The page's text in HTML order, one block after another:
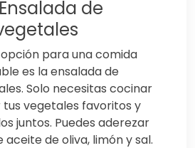
de
para una comida
es la ensalada de
Solo necesitas cocinar
tus vegetales favoritos y
juntos. Puedes aderezar
de oliva, limón y sal.